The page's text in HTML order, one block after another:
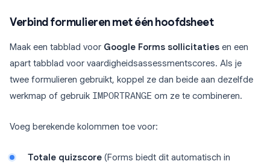
Verbind formulieren met één hoofdsheet
Maak een tabblad voor Google Forms sollicitaties en een
apart tabblad voor vaardigheidsassessmentscores. Als je
twee formulieren gebruikt, koppel ze dan beide aan dezelfde
werkmap of gebruik IMPORTRANGE om ze te combineren.
Voeg berekende kolommen toe voor:
Totale quizscore (Forms biedt dit automatisch in